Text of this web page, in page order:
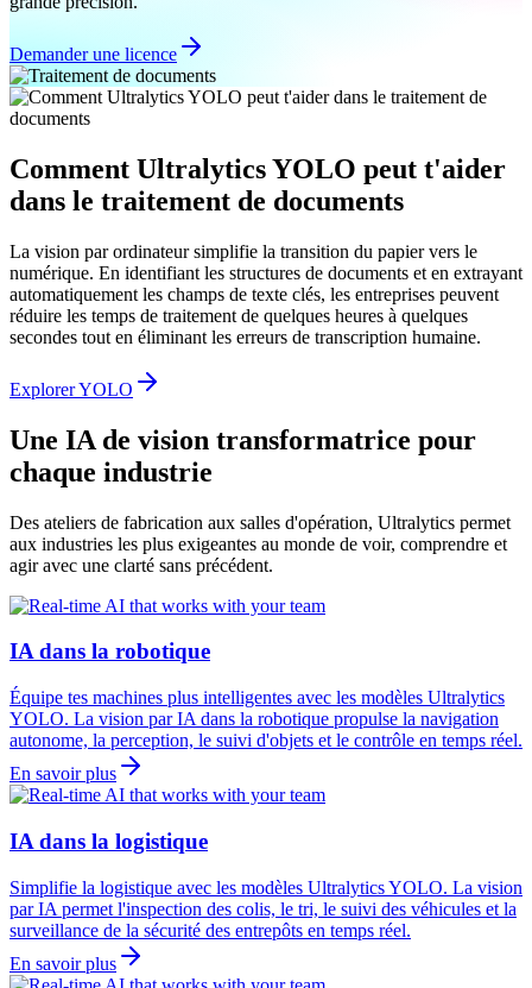
Demander une licence
Comment Ultralytics YOLO peut t'aider
dans le traitement de documents
La vision par ordinateur simplifie la transition du papier vers le
numérique. En identifiant les structures de documents et en extrayant
automatiquement les champs de texte clés, les entreprises peuvent
réduire les temps de traitement de quelques heures à quelques
secondes tout en éliminant les erreurs de transcription humaine.
Explorer YOLO
Une IA de vision transformatrice pour
chaque industrie
Des ateliers de fabrication aux salles d'opération, Ultralytics permet
aux industries les plus exigeantes au monde de voir, comprendre et
agir avec une clarté sans précédent.
IA dans la robotique
Équipe tes machines plus intelligentes avec les modèles Ultralytics
YOLO. La vision par IA dans la robotique propulse la navigation
autonome, la perception, le suivi d'objets et le contrôle en temps réel.
En savoir plus
IA dans la logistique
Simplifie la logistique avec les modèles Ultralytics YOLO. La vision
par IA permet l'inspection des colis, le tri, le suivi des véhicules et la
surveillance de la sécurité des entrepôts en temps réel.
En savoir plus